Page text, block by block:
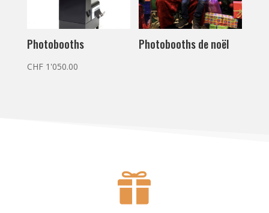
Photobooths
CHF1'050.00
Photobooths de noël
